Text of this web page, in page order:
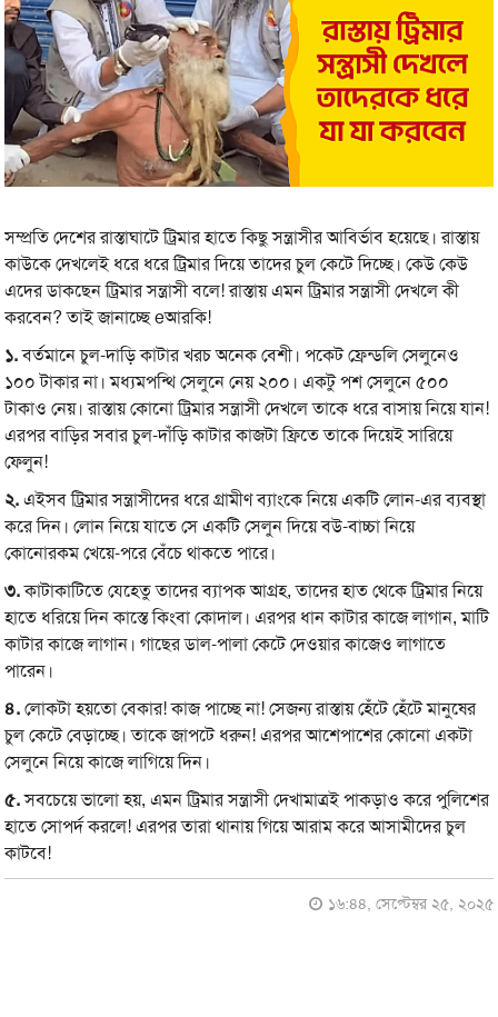
সম্প্রতি দেশের রাস্তাঘাটে ট্রিমার হাতে কিছু সন্ত্রাসীর আবির্ভাব হয়েছে। রাস্তায়
কাউকে দেখলেই ধরে ধরে ট্রিমার দিয়ে তাদের চুল কেটে দিচ্ছে। কেউ কেউ
এদের ডাকছেন ট্রিমার সন্ত্রাসী বলে! রাস্তায় এমন ট্রিমার সন্ত্রাসী দেখলে কী
করবেন? তাই জানাচ্ছে eআরকি!
১.বর্তমানে চুল-দাড়ি কাটার খরচ অনেক বেশী। পকেট ফ্রেন্ডলি সেলুনেও
১০০ টাকার না। মধ্যমপন্থি সেলুনে নেয় ২০০। একটু পশ সেলুনে ৫০০
টাকাও নেয়। রাস্তায় কোনো ট্রিমার সন্ত্রাসী দেখলে তাকে ধরে বাসায় নিয়ে যান!
এরপর বাড়ির সবার চুল-দাঁড়ি কাটার কাজটা ফ্রিতে তাকে দিয়েই সারিয়ে
ফেলুন!
২.এইসব ট্রিমার সন্ত্রাসীদের ধরে গ্রামীণ ব্যাংকে নিয়ে একটি লোন-এর ব্যবস্থা
করে দিন। লোন নিয়ে যাতে সে একটি সেলুন দিয়ে বউ-বাচ্চা নিয়ে
কোনোরকম খেয়ে-পরে বেঁচে থাকতে পারে।
৩.কাটাকাটিতে যেহেতু তাদের ব্যাপক আগ্রহ, তাদের হাত থেকে ট্রিমার নিয়ে
হাতে ধরিয়ে দিন কাস্তে কিংবা কোদাল। এরপর ধান কাটার কাজে লাগান, মাটি
কাটার কাজে লাগান। গাছের ডাল-পালা কেটে দেওয়ার কাজেও লাগাতে
পারেন।
৪.লোকটা হয়তো বেকার! কাজ পাচ্ছে না! সেজন্য রাস্তায় হেঁটে হেঁটে মানুষের
চুল কেটে বেড়াচ্ছে। তাকে জাপটে ধরুন! এরপর আশেপাশের কোনো একটা
সেলুনে নিয়ে কাজে লাগিয়ে দিন।
৫.সবচেয়ে ভালো হয়, এমন ট্রিমার সন্ত্রাসী দেখামাত্রই পাকড়াও করে পুলিশের
হাতে সোপর্দ করলে! এরপর তারা থানায় গিয়ে আরাম করে আসামীদের চুল
কাটবে!
১৬:৪৪, সেপ্টেম্বর ২৫, ২০২৫